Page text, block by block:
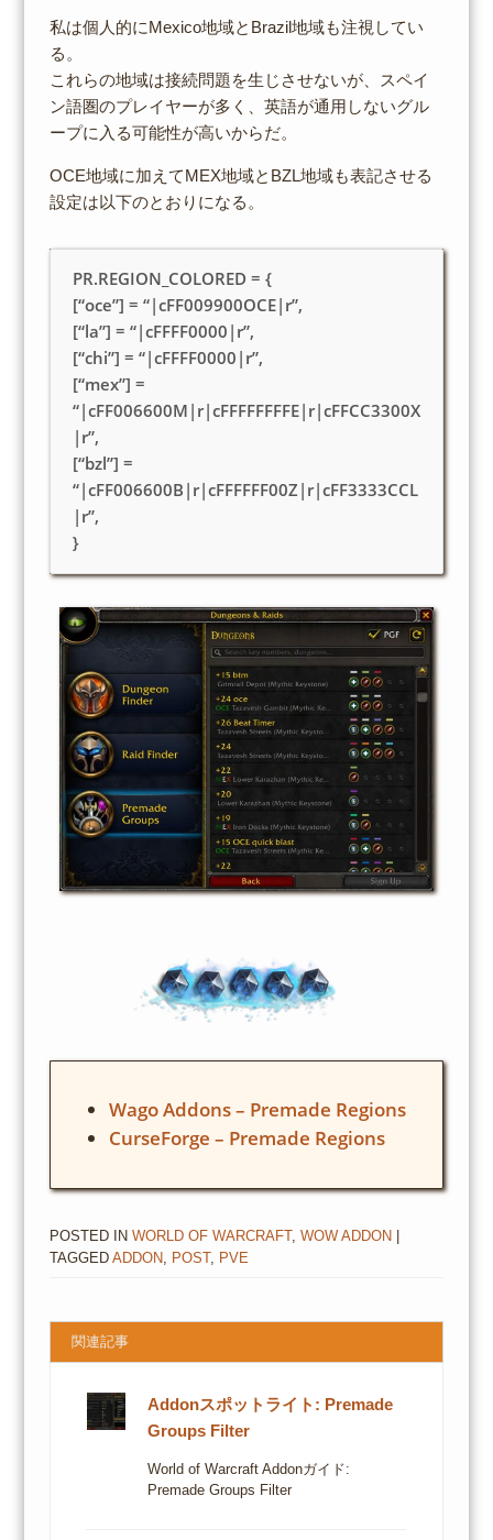
私は個人的にMexico地域とBrazil地域も注視してい
る。
これらの地域は接続問題を生じさせないが、スペイ
ン語圏のプレイヤーが多く、英語が通用しないグル
ープに入る可能性が高いからだ。
OCE地域に加えてMEX地域とBZL地域も表記させる
設定は以下のとおりになる。
PR.REGION_COLORED = {
[“oce”] = “|cFF009900OCE|r”,
[“la”] = “|cFFFF0000|r”,
[“chi”] = “|cFFFF0000|r”,
[“mex”] =
“|cFF006600M|r|cFFFFFFFFE|r|cFFCC3300X
|r”,
[“bzl”] =
“|cFF006600B|r|cFFFFFF00Z|r|cFF3333CCL
|r”,
}
Wago Addons – Premade Regions
CurseForge – Premade Regions
POSTED IN WORLD OF WARCRAFT, WOW ADDON
TAGGED ADDON POST, PVE
関連記事
Addonスポットライト: Premade
Groups Filter
World of Warcraft Addonガイド:
Premade Groups Filter